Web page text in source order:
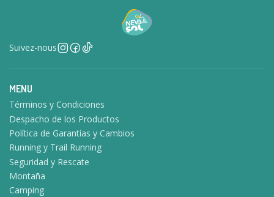
Suivez-nous
MENU
Términos y Condiciones
Despacho de los Productos
Política de Garantías y Cambios
Running y Trail Running
Seguridad y Rescate
Montaña
Camping